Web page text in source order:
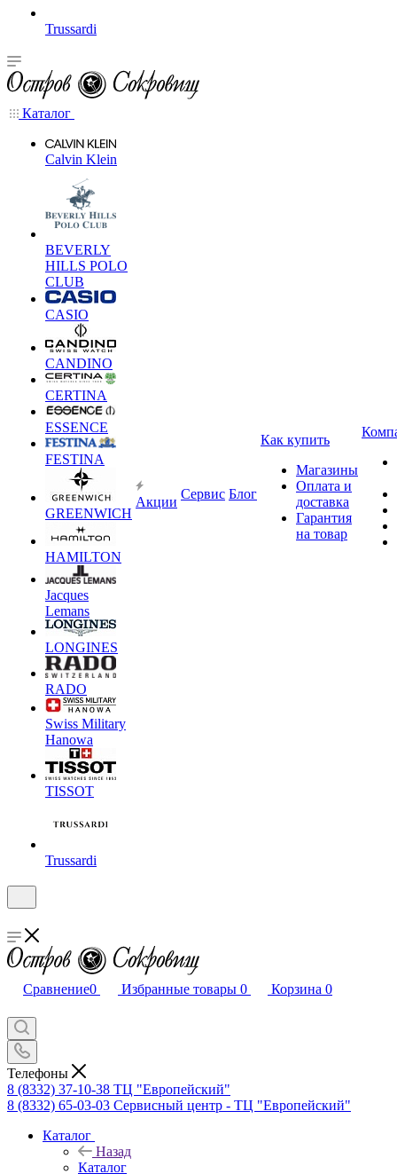
Trussardi
Каталог
Calvin Klein
BEVERLY
HILLS POLO
CLUB
CASIO
CANDINO
CERTINA
ESSENCE
FESTINA
GREENWICH
HAMILTON
Jacques
Lemans
LONGINES
RADO
Swiss Military
Hanowa
TISSOT
Trussardi
Акции
Сервис Блог
Как купить
Магазины
Оплата и
доставка
Гарантия
на товар
Сравнение0 Избранные товары 0 Корзина 0
Телефоны
8 (8332) 37-10-38 ТЦ "Европейский"
8 (8332) 65-03-03 Сервисный центр - ТЦ "Европейский"
Каталог
Назад
Каталог